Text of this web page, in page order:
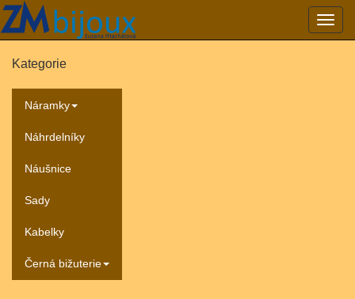
Kategorie
Náramky
Náhrdelníky
Náušnice
Sady
Kabelky
Černá bižuterie